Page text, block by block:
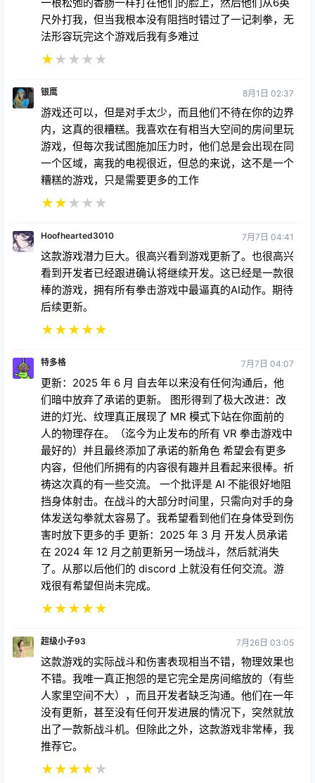
尺外打我，但当我根本没有阻挡时错过了一记刺拳，无
法形容玩完这个游戏后我有多难过
★★ ★ ★ ★
银鹰 8月1日 02:37
游戏还可以，但是对手太少，而且他们不待在你的边界
内，这真的很糟糕。我喜欢在有相当大空间的房间里玩
游戏，但每次我试图施加压力时，他们总是会出现在同
一个区域，离我的电视很近，但总的来说，这不是一个
糟糕的游戏，只是需要更多的工作
★★★ ★ ★
Hoofhearted3010 7月7日 04:41
这款游戏潜力巨大。很高兴看到游戏更新了。也很高兴
看到开发者已经跟进确认将继续开发。这已经是一款很
棒的游戏，拥有所有拳击游戏中最逼真的AI动作。期待
后续更新。
★★★★★
特多格 7月7日 04:07
更新：2025 年 6 月 自去年以来没有任何沟通后，他
们暗中放弃了承诺的更新。 图形得到了极大改进：改
进的灯光、纹理真正展现了 MR 模式下站在你面前的
人的物理存在。（迄今为止发布的所有 VR 拳击游戏中
最好的）并且最终添加了承诺的新角色 希望会有更多
内容，但他们所拥有的内容很有趣并且看起来很棒。祈
祷这次真的有一些交流。 一个批评是 AI 不能很好地阻
挡身体射击。在战斗的大部分时间里，只需向对手的身
体发送勾拳就太容易了。我希望看到他们在身体受到伤
害时放下更多的手 更新：2025 年 3 月 开发人员承诺
在 2024 年 12 月之前更新另一场战斗，然后就消失
了。从那以后他们的 discord 上就没有任何交流。游
戏很有希望但尚未完成。
★★★★★
超级小子93 7月26日 03:05
这款游戏的实际战斗和伤害表现相当不错，物理效果也
不错。我唯一真正抱怨的是它完全是房间缩放的（有些
人家里空间不大），而且开发者缺乏沟通。他们在一年
没有更新，甚至没有任何开发进展的情况下，突然就放
出了一款新战斗机。但除此之外，这款游戏非常棒，我
推荐它。
★★★★★